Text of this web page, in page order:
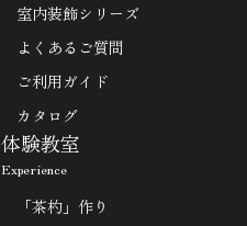
室内装飾シリーズ
よくあるご質問
ご利用ガイド
カタログ
体験教室
Experience
「茶杓」作り